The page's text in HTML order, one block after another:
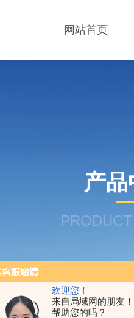
欢迎您！
来自局域网的朋友
帮助您的吗？
网站首页
产